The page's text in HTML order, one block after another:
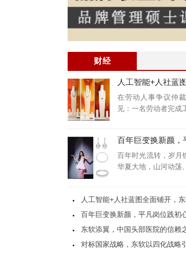
财经
人工智能+人社蓝
交出实战答卷！
在劳动人事争议仲
见：一名劳动者完成
百年巨变换新颜，
百年时光流转，岁月
华夏大地，山河动荡
人工智能+人社蓝图全面铺开，
百年巨变换新颜，平凡岗位践初
东软添翼，中国头部医院的信赖
对标国家战略，东软以四化战略